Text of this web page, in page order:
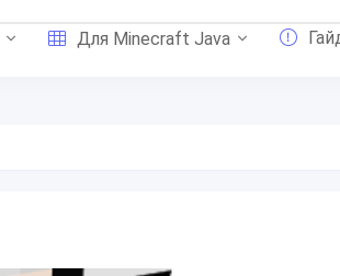
Для Minecraft Java